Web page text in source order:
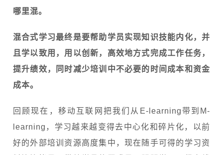
哪里混。
混合式学习最终是要帮助学员实现知识技能内化，并
且学以致用，用以创新，高效地方式完成工作任务，
提升绩效，同时减少培训中不必要的时间成本和资金
成本。
回顾现在，移动互联网把我们从E-learning带到M-
learning，学习越来越变得去中心化和碎片化，以前
好的外部培训资源高度集中，现在随手可得的学习资